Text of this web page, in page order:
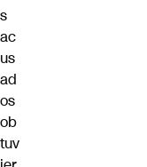
s
ac
us
ad
os
ob
tuv